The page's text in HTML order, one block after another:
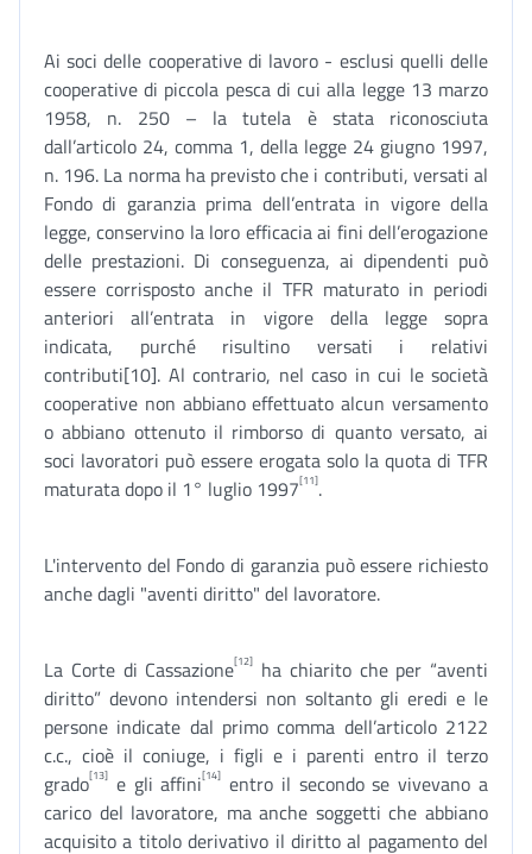
Ai soci delle cooperative di lavoro - esclusi quelli delle
cooperative di piccola pesca di cui alla legge 13 marzo
1958, n. 250 – la tutela è stata riconosciuta
dall’articolo 24, comma 1, della legge 24 giugno 1997,
n. 196. La norma ha previsto che i contributi, versati al
Fondo di garanzia prima dell’entrata in vigore della
legge, conservino la loro efficacia ai fini dell’erogazione
delle prestazioni. Di conseguenza, ai dipendenti può
essere corrisposto anche il TFR maturato in periodi
anteriori all’entrata in vigore della legge sopra
indicata, purché risultino versati i relativi
contributi[10]. Al contrario, nel caso in cui le società
cooperative non abbiano effettuato alcun versamento
o abbiano ottenuto il rimborso di quanto versato, ai
soci lavoratori può essere erogata solo la quota di TFR
maturata dopo il 1° luglio 1997[11].
L'intervento del Fondo di garanzia può essere richiesto
anche dagli "aventi diritto" del lavoratore.
La Corte di Cassazione[12]
ha chiarito che per “aventi
diritto” devono intendersi non soltanto gli eredi e le
persone indicate dal primo comma dell’articolo 2122
c.c., cioè il coniuge, i figli e i parenti entro il terzo
grado[13] e gli affini[14] entro il secondo se vivevano a
carico del lavoratore, ma anche soggetti che abbiano
acquisito a titolo derivativo il diritto al pagamento del